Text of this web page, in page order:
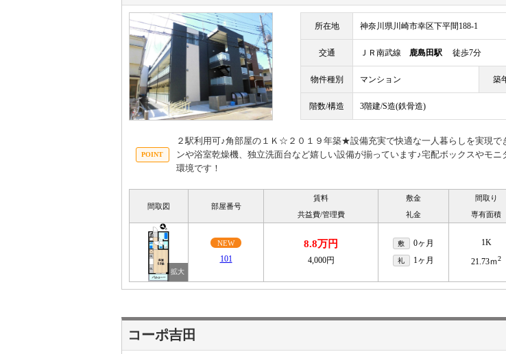
所在地 神奈川県川崎市幸区下平間188-1
交通 ＪＲ南武線 鹿島田駅 徒歩7分
物件種別 マンション 築
階数/構造 3階建/S造(鉄骨造)
２駅利用可♪角部屋の１Ｋ☆２０１９年築★設備充実で快適な一人暮らしを実現で
ンや浴室乾燥機、独立洗面台など嬉しい設備が揃っています♪宅配ボックスやモ
環境です！
間取図 部屋番号
賃料
共益費/管理費
敷金
礼金
間取り
専有面積
NEW
101
8.8万円
4,000円
敷 0ヶ月
礼 1ヶ月
1K
21.73ｍ2
コーポ吉田